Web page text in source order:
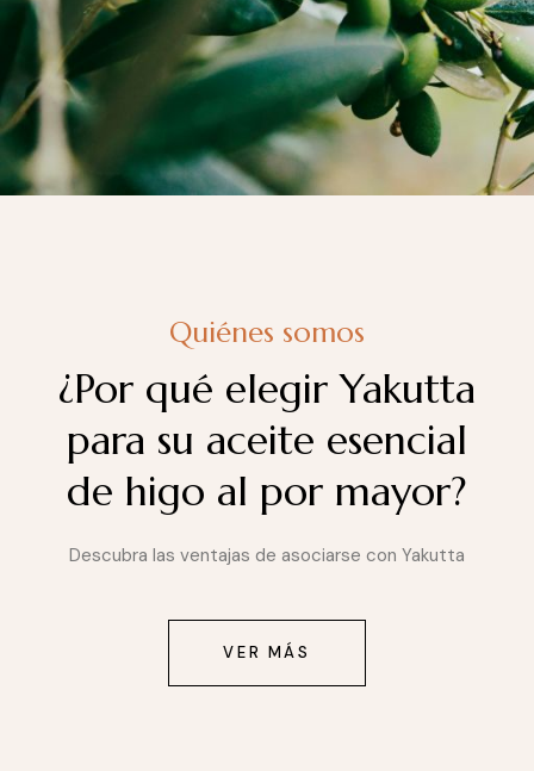
Quiénes somos
¿Por qué elegir Yakutta
para su aceite esencial
de higo al por mayor?
Descubra las ventajas de asociarse con Yakutta
VER MÁS